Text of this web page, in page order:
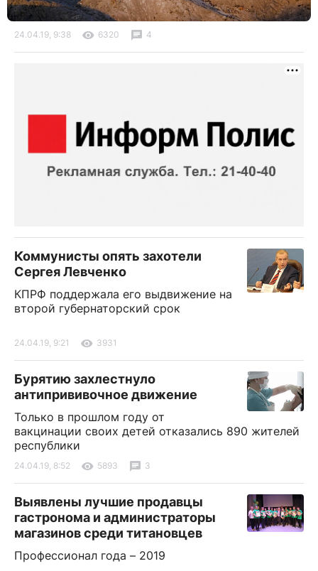
24.04.19, 9:38 6320 4
Коммунисты опять захотели
Сергея Левченко
КПРФ поддержала его выдвижение на
второй губернаторский срок
24.04.19, 9:21 3931
Бурятию захлестнуло
антипрививочное движение
Только в прошлом году от
вакцинации своих детей отказались 890 жителей
республики
24.04.19, 8:52 5893 3
Выявлены лучшие продавцы
гастронома и администраторы
магазинов среди титановцев
Профессионал года – 2019